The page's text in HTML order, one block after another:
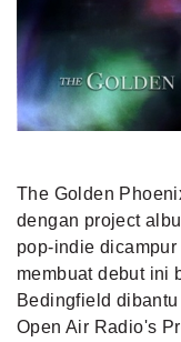
The Golden
dengan project
pop-indie
membuat debut ini
Bedingfield
Open Air Radio's